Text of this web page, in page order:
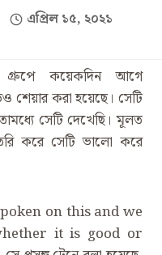
এপ্রিল ১৫, ২০২১
গ্রুপে কয়েকদিন আগে
শেয়ার করা হয়েছে। সেটি
সেটি দেখেছি। মূলত
করে সেটি ভালো করে
on this and we
it is good or